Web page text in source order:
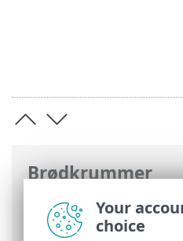
Brødkrummer
ESET-onlinehjælp>
Ultimate
>Avanceret
Your
choice